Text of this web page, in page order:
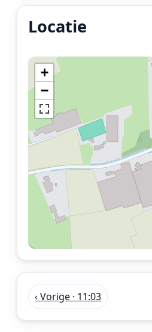
Locatie
+
−
Locatie van het incident:
‹ Vorige · 11:03